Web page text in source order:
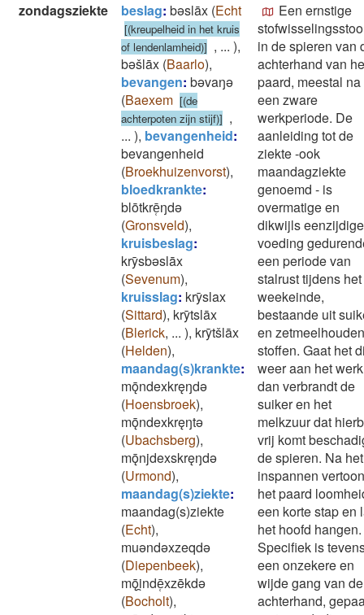
zondagsziekte
beslag: bǝslāx (Echt
[(kreupelheid in het kruis
of lendenlamheid)] , ... ),
bǝšlāx (Baarlo),
bevangen: bǝvaŋǝ
(Baexem [(de
achterpoten zijn stijf)] ,
... ), bevangenheid:
bevangenheid
(Broekhuizenvorst),
bloedkrankte:
blōtkrē̜ŋdǝ
(Gronsveld),
kruisbeslag:
krȳsbǝslāx
(Sevenum),
kruisslag: krȳslax
(Sittard), krȳtslāx
(Blerick, ... ), krȳtšlāx
(Helden),
maandag(s)krankte:
mǭndexkręŋdǝ
(Hoensbroek),
mǭndexkręŋtǝ
(Ubachsberg),
mǭnjdexskręŋdǝ
(Urmond),
maandag(s)ziekte:
maandag(s)ziekte
(Echt),
muǝndǝxzeqdǝ
(Diepenbeek),
mǭi̯ndē̜xzēkdǝ
(Bocholt),
Een ernstige
in de spieren van
achterhand van
paard, meestal na
een zware
werkperiode. De
aanleiding tot de
ziekte -ook
maandagziekte
genoemd - is
overmatige en
dikwijls eenzijdige
voeding
een periode van
stalrust tijdens het
weekeinde,
bestaande uit
en
stoffen. Gaat het
weer aan het
dan verbrandt de
suiker en het
melkzuur dat
vrij komt
de spieren. Na het
inspannen
het paard
een korte stap en
het hoofd hangen.
Specifiek is
een onzekere en
wijde gang van de
achterhand,